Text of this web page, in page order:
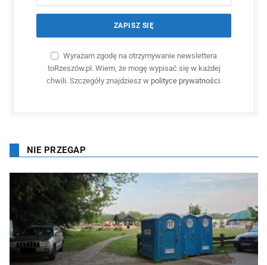
Wyrażam zgodę na otrzymywanie newslettera
toRzeszów.pl. Wiem, że mogę wypisać się w każdej
chwili. Szczegóły znajdziesz w polityce prywatności.
NIE PRZEGAP